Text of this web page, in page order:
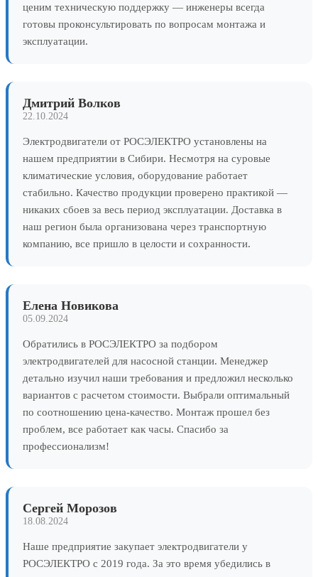
ценим техническую поддержку — инженеры всегда
готовы проконсультировать по вопросам монтажа и
эксплуатации.
Дмитрий Волков
22.10.2024
Электродвигатели от РОСЭЛЕКТРО установлены на
нашем предприятии в Сибири. Несмотря на суровые
климатические условия, оборудование работает
стабильно. Качество продукции проверено практикой —
никаких сбоев за весь период эксплуатации. Доставка в
наш регион была организована через транспортную
компанию, все пришло в целости и сохранности.
Елена Новикова
05.09.2024
Обратились в РОСЭЛЕКТРО за подбором
электродвигателей для насосной станции. Менеджер
детально изучил наши требования и предложил несколько
вариантов с расчетом стоимости. Выбрали оптимальный
по соотношению цена-качество. Монтаж прошел без
проблем, все работает как часы. Спасибо за
профессионализм!
Сергей Морозов
18.08.2024
Наше предприятие закупает электродвигатели у
РОСЭЛЕКТРО с 2019 года. За это время убедились в